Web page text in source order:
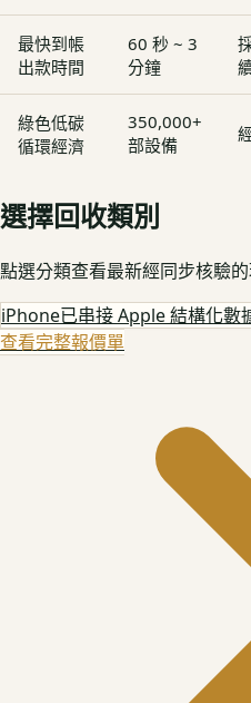
最快到帳
出款時間
60 秒 ~ 3
分鐘
綠色低碳
循環經濟
350,000+
部設備
選擇回收類別
點選分類查看最新經同步核驗
iPhone已串接 Apple 結構化數
查看完整報價單